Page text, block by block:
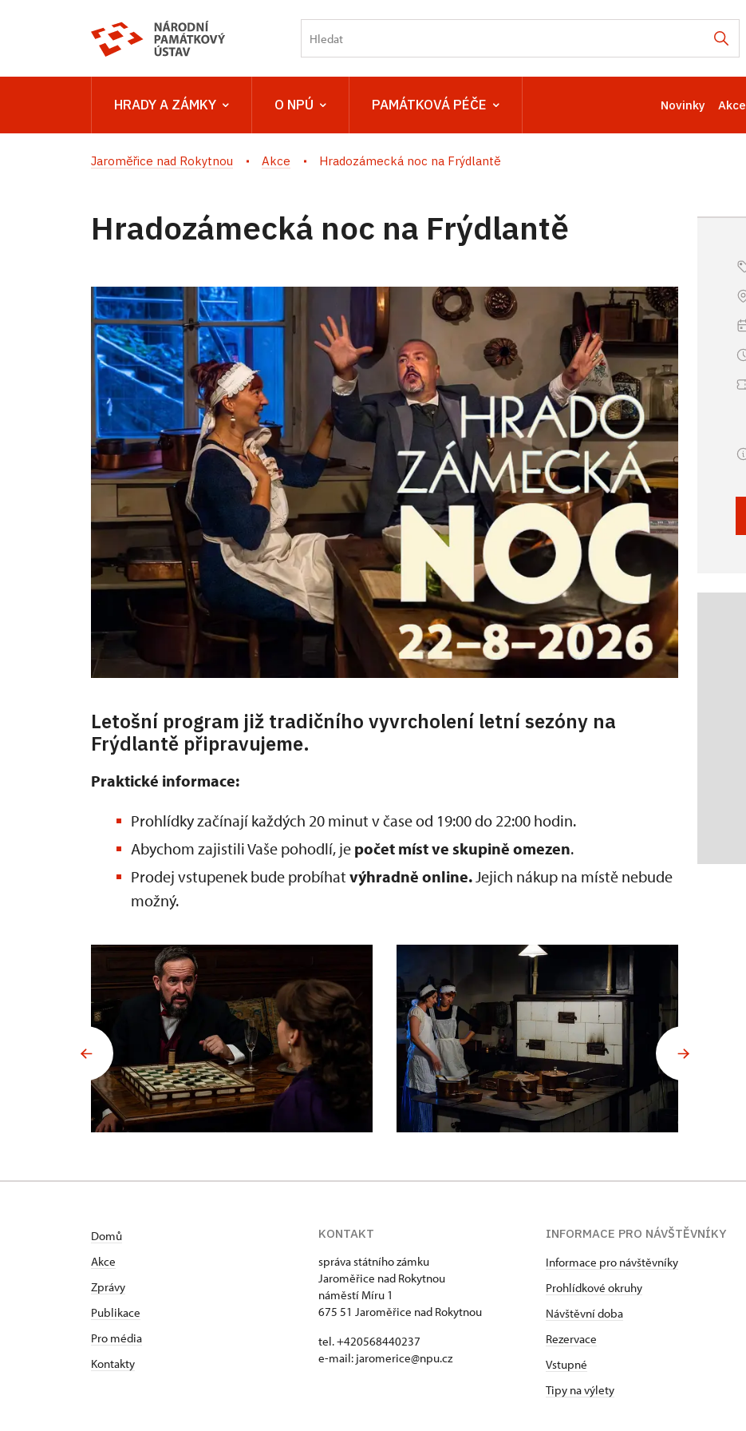
HRADY A ZÁMKY O NPÚ PAMÁTKOVÁ PÉČE Novinky Akce
Jaroměřice nad Rokytnou Akce Hradozámecká noc na Frýdlantě
Hradozámecká noc na Frýdlantě
Letošní program již tradičního vyvrcholení letní sezóny na
Frýdlantě připravujeme.
Praktické informace:
Prohlídky začínají každých 20 minut v čase od 19:00 do 22:00 hodin.
Abychom zajistili Vaše pohodlí, je počet míst ve skupině omezen.
Prodej vstupenek bude probíhat výhradně online.Jejich nákup na místě nebude
možný.
Domů
Akce
Zprávy
Publikace
Pro média
Kontakty
KONTAKT
správa státního zámku
Jaroměřice nad Rokytnou
náměstí Míru 1
675 51 Jaroměřice nad Rokytnou
tel. +420568440237
e-mail: jaromerice@npu.cz
INFORMACE PRO NÁVŠTĚVNÍKY
Informace pro návštěvníky
Prohlídkové okruhy
Návštěvní doba
Rezervace
Vstupné
Tipy na výlety